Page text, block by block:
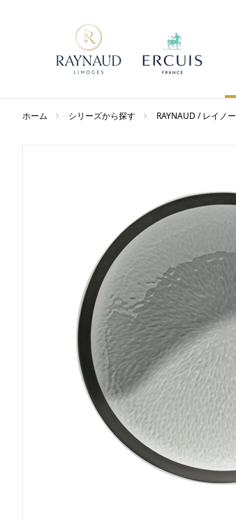
ホーム シリーズから探す RAYNAUD / レイノー